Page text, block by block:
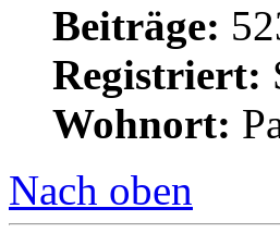
Beiträge:
Registriert:
Wohnort:
Nach oben